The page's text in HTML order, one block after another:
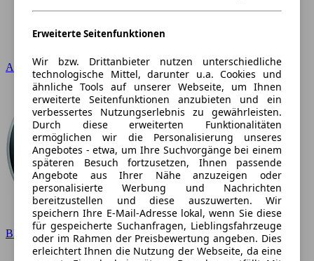
Audi
BMW
Erweiterte Seitenfunktionen
Wir bzw. Drittanbieter nutzen unterschiedliche
technologische Mittel, darunter u.a. Cookies und
ähnliche Tools auf unserer Webseite, um Ihnen
erweiterte Seitenfunktionen anzubieten und ein
verbessertes Nutzungserlebnis zu gewährleisten.
Durch diese erweiterten Funktionalitäten
ermöglichen wir die Personalisierung unseres
Angebotes - etwa, um Ihre Suchvorgänge bei einem
späteren Besuch fortzusetzen, Ihnen passende
Angebote aus Ihrer Nähe anzuzeigen oder
personalisierte Werbung und Nachrichten
bereitzustellen und diese auszuwerten. Wir
speichern Ihre E-Mail-Adresse lokal, wenn Sie diese
für gespeicherte Suchanfragen, Lieblingsfahrzeuge
oder im Rahmen der Preisbewertung angeben. Dies
erleichtert Ihnen die Nutzung der Webseite, da eine